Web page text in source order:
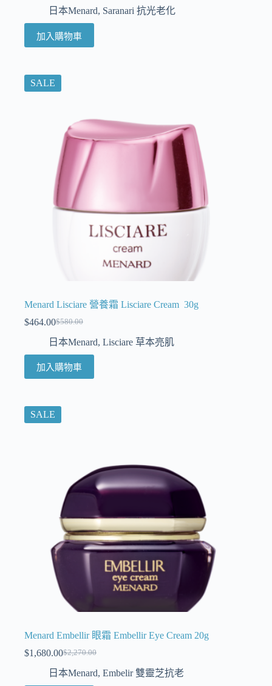
日本Menard, Saranari 抗光老化
加入購物車
SALE
Menard Lisciare 營養霜 Lisciare Cream 30g
$580.00
$464.00
日本Menard, Lisciare 草本亮肌
加入購物車
SALE
Menard Embellir 眼霜 Embellir Eye Cream 20g
$2,270.00
$1,680.00
日本Menard, Embelir 雙靈芝抗老